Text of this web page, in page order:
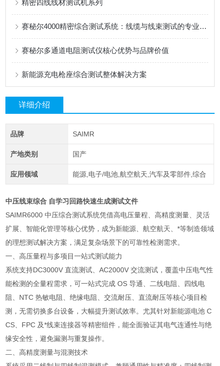
精密四线线材测试机系列
赛秘尔4000精密综合测试系统：线缆与线束测试的专业解决方案
赛秘尔多通道电阻测试仪核心优势与品牌价值
新能源充电枪座综合测试整体解决方案
详细介绍
品牌 SAIMR
产地类别 国产
应用领域 能源,电子/电池,航空航天,汽车及零部件,综合
中压线束综合 自学习回路快速生成测试文件
SAIMR6000 中压综合测试系统凭借高电压量程、高精度测量、灵活
扩展、智能化管理等核心优势，成为新能源、航空航天、*等制造领域
的理想测试解决方案，满足复杂场景下的可靠性检测需求。
一、高压量程与多项目一站式测试能力
系统支持DC3000V 直流测试、AC2000V 交流测试，覆盖中压电气性
能检测的全量程需求，可一站式完成 OS 导通、二线电阻、四线电
阻、NTC 热敏电阻、绝缘电阻、交流耐压、直流耐压等核心项目检
测，无需切换多台设备，大幅提升测试效率。尤其针对新能源电池 C
CS、FPC 及*线束连接器等精密组件，能全面验证其电气连通性与绝
缘安全性，避免漏测与重复操作。
二、高精度测量与混测技术